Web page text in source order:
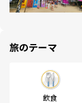
旅のテーマ
飲食